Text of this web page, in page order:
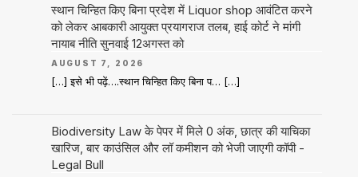
स्थान चिन्हित किए बिना प्रदेश में Liquor shop आवंटित करने
को लेकर आबकारी आयुक्त प्रयागराज तलब, हाई कोर्ट ने मांगी
नायाब नीति सुनवाई 12अगस्त को
AUGUST 7, 2026
[…] इसे भी पढ़ें….स्थान चिन्हित किए बिना प… […]
Biodiversity Law के पेपर में मिले 0 अंक, छात्र की याचिका
खारिज, बार काउंसिल और लॉ कमीशन को भेजी जाएगी कॉपी -
Legal Bull